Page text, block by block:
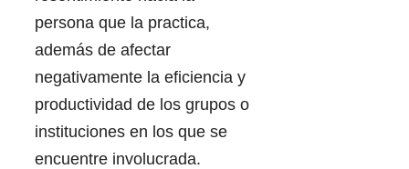
persona que la practica,
además de afectar
negativamente la eficiencia y
productividad de los grupos o
instituciones en los que se
encuentre involucrada.